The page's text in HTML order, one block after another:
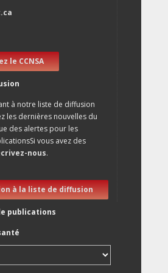
le CCNSA
à notre liste de diffusion
les dernières nouvelles du
des alertes pour les
vous avez des
nous.
à la liste de diffusion
publications